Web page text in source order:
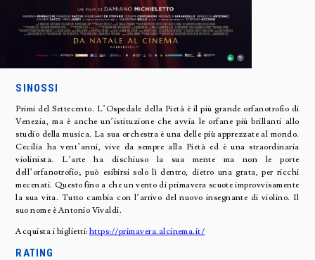
SINOSSI
Primi del Settecento. L’Ospedale della Pietà è il più grande orfanotrofio di
Venezia, ma è anche un’istituzione che avvia le orfane più brillanti allo
studio della musica. La sua orchestra è una delle più apprezzate al mondo.
Cecilia ha vent’anni, vive da sempre alla Pietà ed è una straordinaria
violinista. L’arte ha dischiuso la sua mente ma non le porte
dell’orfanotrofio; può esibirsi solo lì dentro, dietro una grata, per ricchi
mecenati. Questo fino a che un vento di primavera scuote improvvisamente
la sua vita. Tutto cambia con l’arrivo del nuovo insegnante di violino. Il
suo nome è Antonio Vivaldi.
Acquista i biglietti: https://primavera.alcinema.it/
RATING